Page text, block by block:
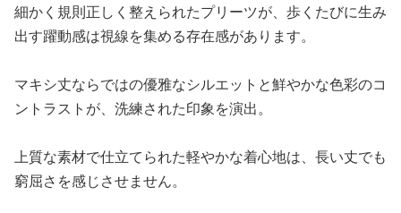
細かく規則正しく整えられたプリーツが、歩くたびに生み
出す躍動感は視線を集める存在感があります。
マキシ丈ならではの優雅なシルエットと鮮やかな色彩のコ
ントラストが、洗練された印象を演出。
上質な素材で仕立てられた軽やかな着心地は、長い丈でも
窮屈さを感じさせません。